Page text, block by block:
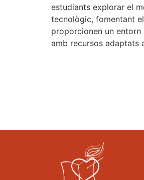
estudiants explorar el
tecnològic, fomentant
proporcionen un entorn
amb recursos adaptats